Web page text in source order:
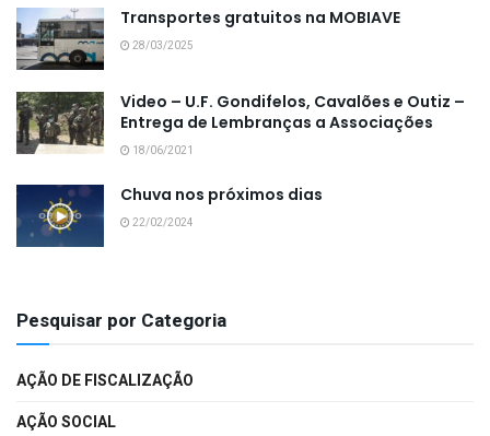
Transportes gratuitos na MOBIAVE
28/03/2025
Video – U.F. Gondifelos, Cavalões e Outiz –
Entrega de Lembranças a Associações
18/06/2021
Chuva nos próximos dias
22/02/2024
Pesquisar por Categoria
AÇÃO DE FISCALIZAÇÃO
AÇÃO SOCIAL